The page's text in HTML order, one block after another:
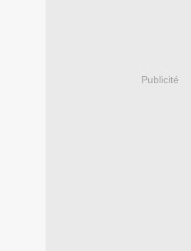
Publicité